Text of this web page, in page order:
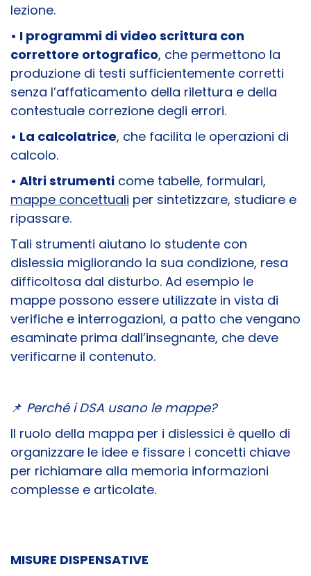
lezione.
• I programmi di video scrittura con
correttore ortografico, che permettono la
produzione di testi sufficientemente corretti
senza l’affaticamento della rilettura e della
contestuale correzione degli errori.
• La calcolatrice, che facilita le operazioni di
calcolo.
• Altri strumenti come tabelle, formulari,
mappe concettuali per sintetizzare, studiare e
ripassare.
Tali strumenti aiutano lo studente con
dislessia migliorando la sua condizione, resa
difficoltosa dal disturbo. Ad esempio le
mappe possono essere utilizzate in vista di
verifiche e interrogazioni, a patto che vengano
esaminate prima dall’insegnante, che deve
verificarne il contenuto.
📌 Perché i DSA usano le mappe?
Il ruolo della mappa per i dislessici è quello di
organizzare le idee e fissare i concetti chiave
per richiamare alla memoria informazioni
complesse e articolate.
MISURE DISPENSATIVE